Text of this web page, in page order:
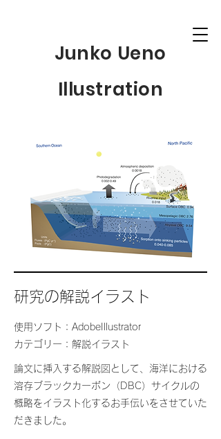
Junko Ueno
Illustration
研究の​解説イラスト
使用ソフト：AdobeIllustrator
カテゴリー：解説イラスト
論文に挿入する解説図として、海洋における
溶存ブラックカーボン（DBC）サイクルの
概略をイラスト化するお手伝いをさせていた
だきました。